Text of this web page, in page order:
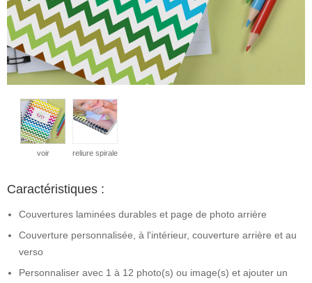
voir reliure spirale
Caractéristiques :
Couvertures laminées durables et page de photo arrière
Couverture personnalisée, à l'intérieur, couverture arrière et au
verso
Personnaliser avec 1 à 12 photo(s) ou image(s) et ajouter un